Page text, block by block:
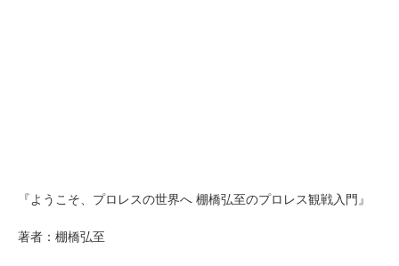
『ようこそ、プロレスの世界へ 棚橋弘至のプロレス観戦入門』
著者：棚橋弘至